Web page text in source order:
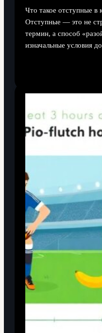
Что такое отступные в
Отступные — это не
термин, а способ
изначальные условия